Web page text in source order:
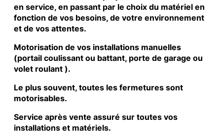
en service, en passant par le choix du matériel en
fonction de vos besoins, de votre environnement
et de vos attentes.
Motorisation de vos installations manuelles
(portail coulissant ou battant, porte de garage ou
volet roulant ).
Le plus souvent, toutes les fermetures sont
motorisables.
Service après vente assuré sur toutes vos
installations et matériels.